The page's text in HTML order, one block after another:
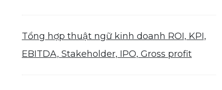
Tổng hợp thuật ngữ kinh doanh ROI, KPI,
EBITDA, Stakeholder, IPO, Gross profit